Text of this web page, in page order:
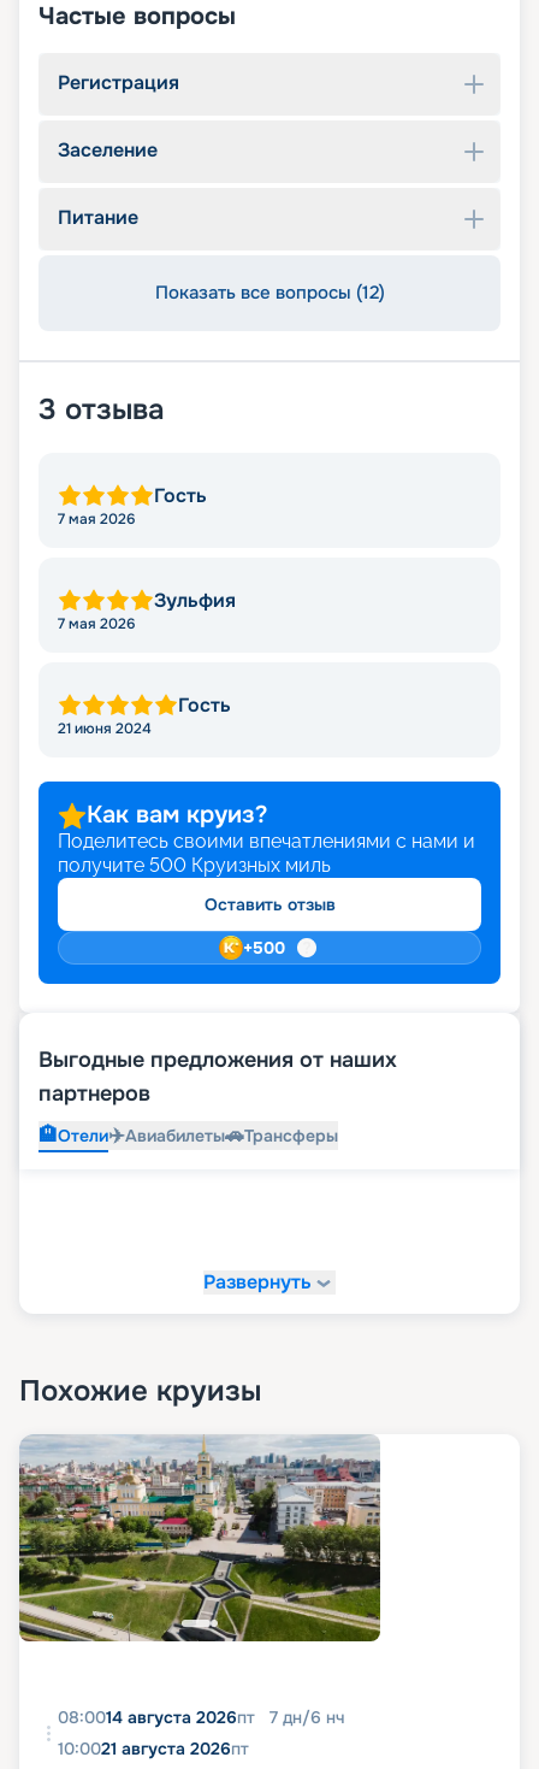
Частые вопросы
Регистрация
Заселение
Питание
Показать все вопросы (12)
3 отзыва
Гость
7 мая 2026
Зульфия
7 мая 2026
Гость
21 июня 2024
Как вам круиз?
Поделитесь своими впечатлениями с нами и
получите 500 Круизных миль
Оставить отзыв
+500
Выгодные предложения от наших
партнеров
🏨Отели✈️Авиабилеты🚗Трансферы
Развернуть
Похожие круизы
08:0014 августа 2026пт 7 дн/6 нч
10:0021 августа 2026пт